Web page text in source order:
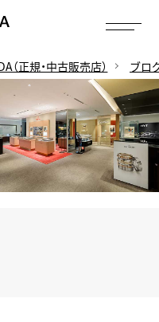
正規・中古販売店） ブロ